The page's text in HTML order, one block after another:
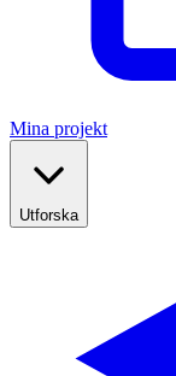
Mina projekt
Utforska